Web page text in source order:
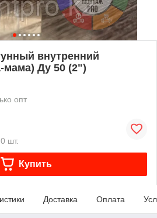
внутренний
мама) Ду 50 (2")
опт
шт.
Купить
Доставка Оплата